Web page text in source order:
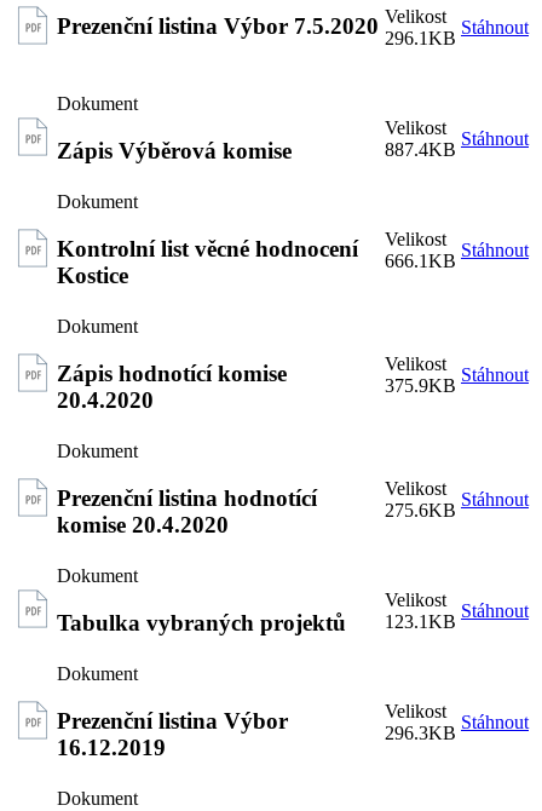
Prezenční listina Výbor 7.5.2020 296.1KB
Stáhnout
Zápis Výběrová komise 887.4KB
Stáhnout
Kontrolní list věcné hodnocení
Kostice
666.1KB
Stáhnout
Zápis hodnotící komise
20.4.2020
375.9KB
Stáhnout
Prezenční listina hodnotící
komise 20.4.2020
275.6KB
Stáhnout
Tabulka vybraných projektů 123.1KB
Stáhnout
Prezenční listina Výbor
16.12.2019
296.3KB
Stáhnout